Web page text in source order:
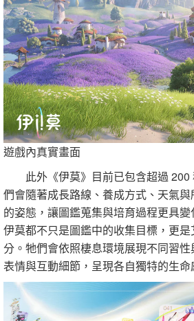
遊戲內真實畫面
此外《伊莫》目前已包含超過 200
們會隨著成長路線、養成方式、天氣
的姿態，讓圖鑑蒐集與培育過程更具
伊莫都不只是圖鑑中的收集目標，更
分。牠們會依照棲息環境展現不同習性
表情與互動細節，呈現各自獨特的生命